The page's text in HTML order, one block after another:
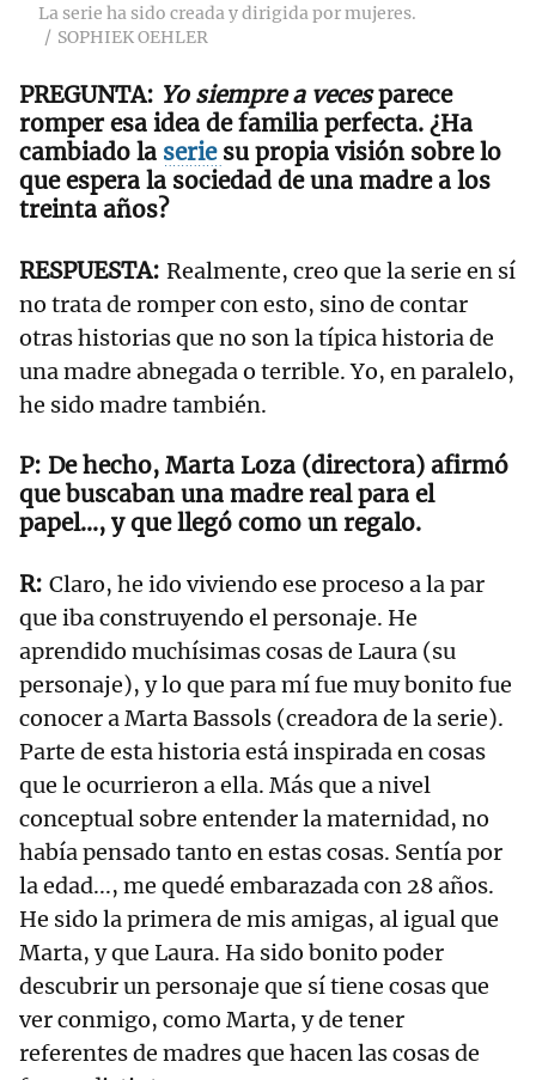
La serie ha sido creada y dirigida por mujeres.
SOPHIEK OEHLER
Yo siempre a vecesparece
romper esa idea de familia perfecta. ¿Ha
cambiado la serie su propia visión sobre lo
que espera la sociedad de una madre a los
treinta años?
Realmente, creo que la serie en sí
no trata de romper con esto, sino de contar
otras historias que no son la típica historia de
una madre abnegada o terrible. Yo, en paralelo,
he sido madre también.
De hecho, Marta Loza (directora) afirmó
que buscaban una madre real para el
papel..., y que llegó como un regalo.
Claro, he ido viviendo ese proceso a la par
que iba construyendo el personaje. He
aprendido muchísimas cosas de Laura (su
personaje), y lo que para mí fue muy bonito fue
conocer a Marta Bassols (creadora de la serie).
Parte de esta historia está inspirada en cosas
que le ocurrieron a ella. Más que a nivel
conceptual sobre entender la maternidad, no
había pensado tanto en estas cosas. Sentía por
la edad..., me quedé embarazada con 28 años.
He sido la primera de mis amigas, al igual que
Marta, y que Laura. Ha sido bonito poder
descubrir un personaje que sí tiene cosas que
ver conmigo, como Marta, y de tener
referentes de madres que hacen las cosas de